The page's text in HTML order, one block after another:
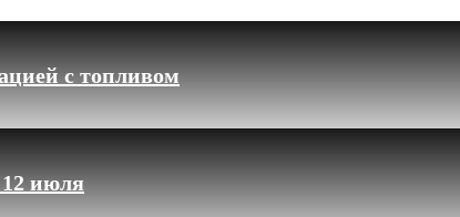
с топливом
июля